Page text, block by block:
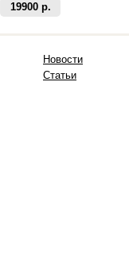
19900 р.
Новости
Статьи